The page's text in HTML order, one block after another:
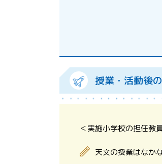
授業・活動後
＜実施小学校の担任教
天文の授業はなか